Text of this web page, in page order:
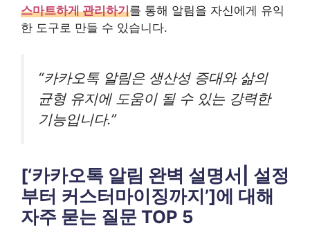
스마트하게 관리하기를 통해 알림을 자신에게 유익
한 도구로 만들 수 있습니다.
“카카오톡 알림은 생산성 증대와 삶의
균형 유지에 도움이 될 수 있는 강력한
기능입니다.”
[‘카카오톡 알림 완벽 설명서| 설정
부터 커스터마이징까지’]에 대해
자주 묻는 질문 TOP 5